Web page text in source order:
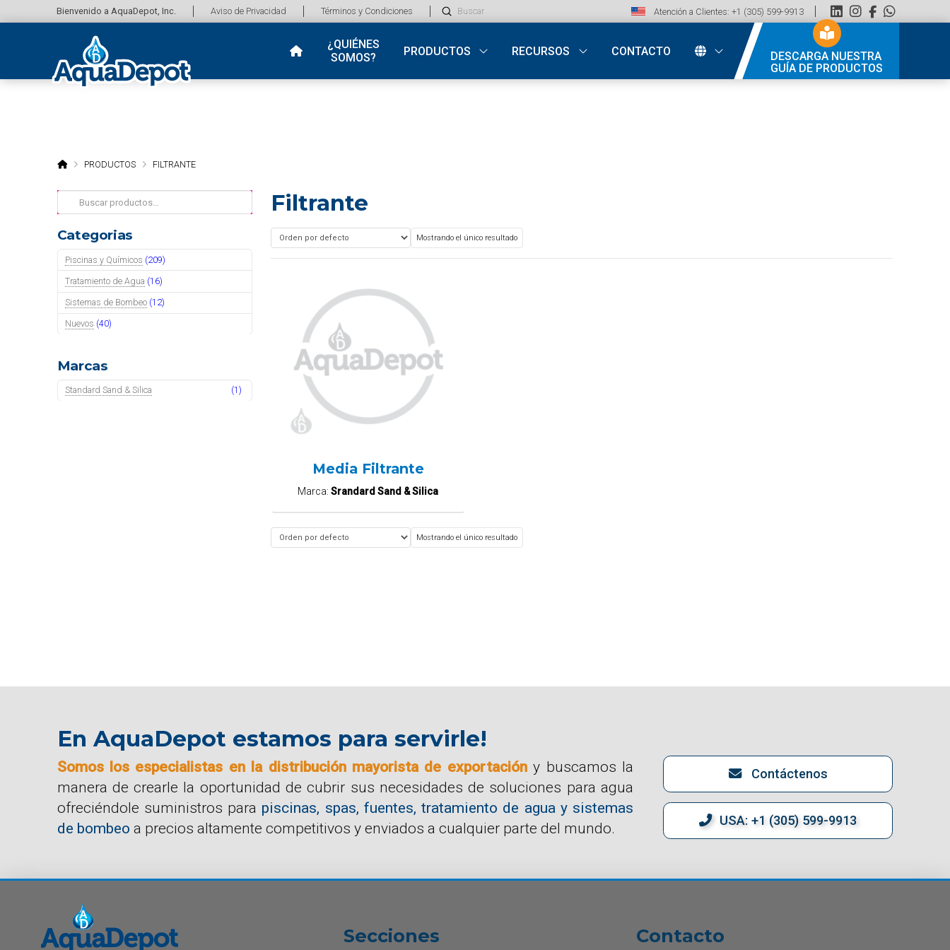
Bienvenido a AquaDepot, Inc. Aviso de Privacidad Términos y Condiciones
Search
Submit Atención a Clientes: +1 (305) 599-9913
¿QUIÉNES
SOMOS?
PRODUCTOS RECURSOS CONTACTO
DESCARGA NUESTRA
GUÍA DE PRODUCTOS
HOMEPRODUCTOS FILTRANTE
Buscar
por:
Categorias
Piscinas y Químicos (209)
Tratamiento de Agua (16)
Sistemas de Bombeo (12)
Nuevos (40)
Marcas
Standard Sand & Silica (1)
Filtrante
Mostrando el único resultado
Media Filtrante
Marca:Srandard Sand & Silica
Mostrando el único resultado
En AquaDepot estamos para servirle!
Somos los especialistas en la distribución mayorista de exportacióny buscamos la
manera de crearle la oportunidad de cubrir sus necesidades de soluciones para agua
ofreciéndole suministros para piscinas, spas, fuentes, tratamiento de agua y sistemas
de bombeo a precios altamente competitivos y enviados a cualquier parte del mundo.
Contáctenos
USA: +1 (305) 599-9913
Secciones Contacto